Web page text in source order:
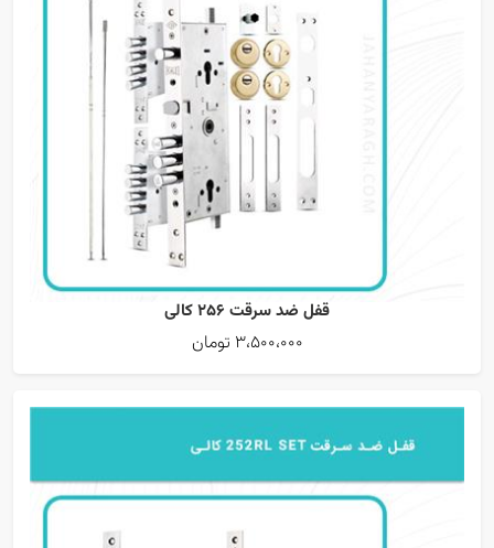
قفل ضد سرقت 256 کالی
3،500،000 تومان